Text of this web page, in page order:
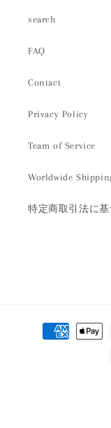
search
FAQ
Contact
Privacy Policy
Team of Service
Worldwide
特定商取引法に